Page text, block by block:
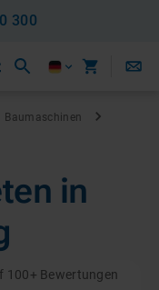
300
Baumaschinen
in
100+ Bewertungen